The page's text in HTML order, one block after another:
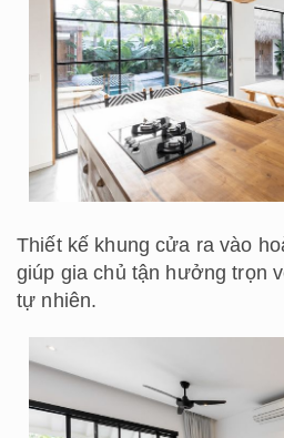
Thiết kế khung cửa ra vào
giúp gia chủ tận hưởng trọn
tự nhiên.